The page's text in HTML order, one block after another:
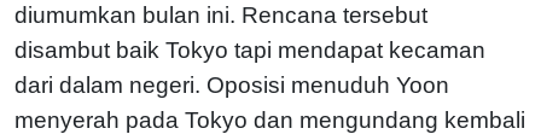
diumumkan bulan ini. Rencana tersebut
disambut baik Tokyo tapi mendapat kecaman
dari dalam negeri. Oposisi menuduh Yoon
menyerah pada Tokyo dan mengundang kembali